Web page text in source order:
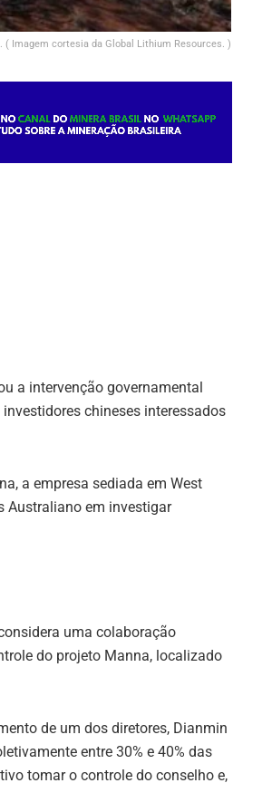
( Imagem cortesia da Global Lithium Resources. )
a intervenção governamental
chineses interessados
a empresa sediada em West
Australiano em investigar
uma colaboração
do projeto Manna, localizado
de um dos diretores, Dianmin
entre 30% e 40% das
tomar o controle do conselho e,